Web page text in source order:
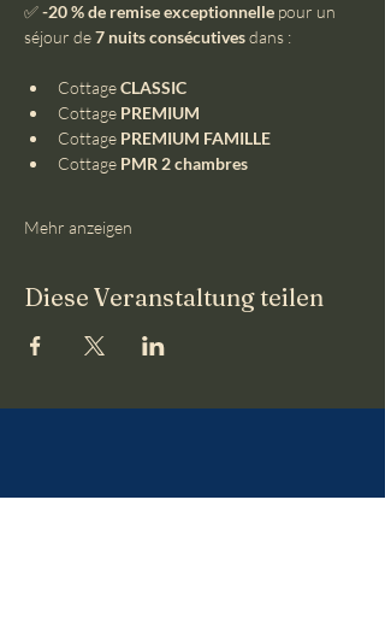
✅ -20 % de remise exceptionnelle pour un
séjour de 7 nuits consécutives dans :
Cottage CLASSIC
Cottage PREMIUM
Cottage PREMIUM FAMILLE
Cottage PMR 2 chambres
Mehr anzeigen
Diese Veranstaltung teilen